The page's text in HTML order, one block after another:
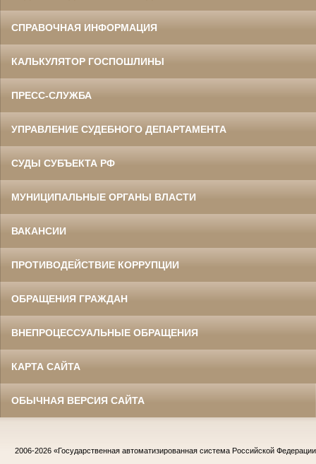
СПРАВОЧНАЯ ИНФОРМАЦИЯ
КАЛЬКУЛЯТОР ГОСПОШЛИНЫ
ПРЕСС-СЛУЖБА
УПРАВЛЕНИЕ СУДЕБНОГО ДЕПАРТАМЕНТА
СУДЫ СУБЪЕКТА РФ
МУНИЦИПАЛЬНЫЕ ОРГАНЫ ВЛАСТИ
ВАКАНСИИ
ПРОТИВОДЕЙСТВИЕ КОРРУПЦИИ
ОБРАЩЕНИЯ ГРАЖДАН
ВНЕПРОЦЕССУАЛЬНЫЕ ОБРАЩЕНИЯ
КАРТА САЙТА
ОБЫЧНАЯ ВЕРСИЯ САЙТА
2006-2026 «Государственная автоматизированная система Российской